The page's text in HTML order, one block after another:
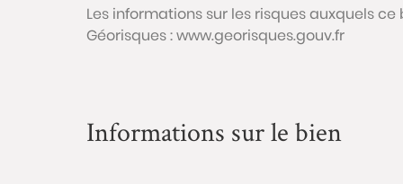
Les informations sur les risques auxquels
Géorisques : www.georisques.gouv.fr
Informations sur le bien